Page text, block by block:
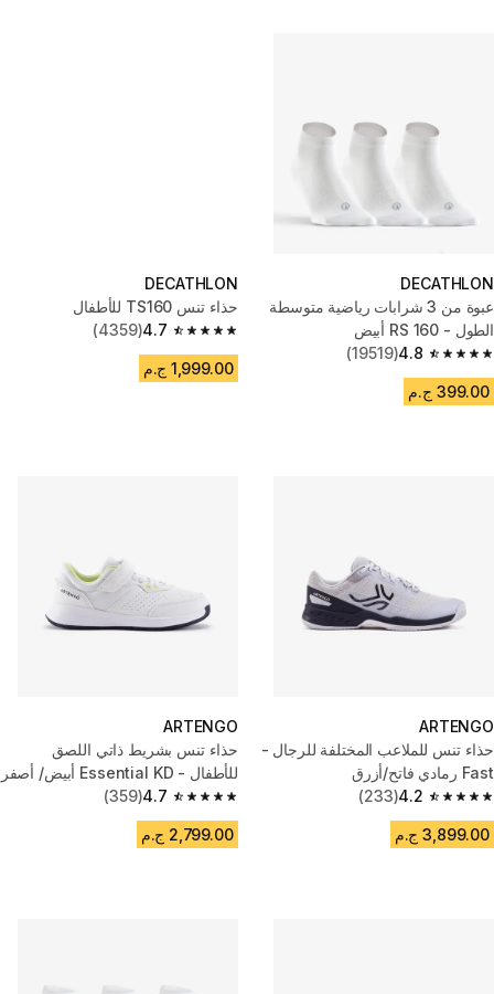
DECATHLON
عبوة من 3 شرابات رياضية متوسطة
الطول - RS 160 أبيض
4.8
4.8 out of 5 stars from 19519 reviews
(19519)
399.00 ج.م
DECATHLON
حذاء تنس TS160 للأطفال
4.7
4.7 out of 5 stars from 4359 reviews
(4359)
1,999.00 ج.م
ARTENGO
حذاء تنس للملاعب المختلفة للرجال -
Fast رمادي فاتح/أزرق
4.2
4.2 out of 5 stars from 233 reviews
(233)
3,899.00 ج.م
ARTENGO
حذاء تنس بشريط ذاتي اللصق
للأطفال - Essential KD أبيض/ أصفر
4.7
4.7 out of 5 stars from 359 reviews
(359)
2,799.00 ج.م